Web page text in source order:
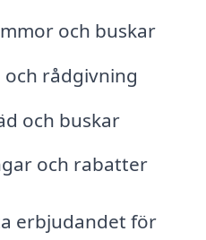
och buskar
rådgivning
och buskar
och rabatter
erbjudandet för